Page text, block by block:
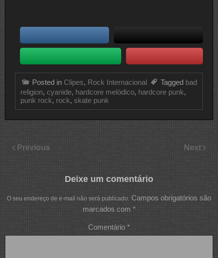
Posted in Clipes, Rock Internacional Tagged bad
religion, cyanide, hardcore melódico, hardcore punk,
punk rock, rock, skate punk
Previous Next
Deixe um comentário
O seu endereço de e-mail não será publicado. Campos obrigatórios são
marcados com *
Comentário *